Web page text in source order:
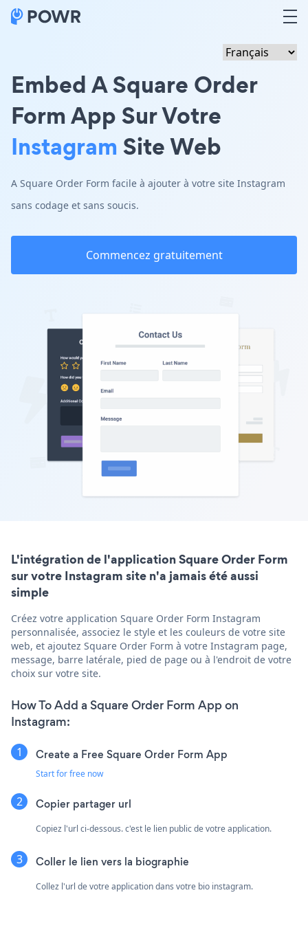
Embed A Square Order
Form App Sur Votre
Instagram Site Web
A Square Order Form facile à ajouter à votre site Instagram
sans codage et sans soucis.
Commencez gratuitement
L'intégration de l'application Square Order Form
sur votre Instagram site n'a jamais été aussi
simple
Créez votre application Square Order Form Instagram
personnalisée, associez le style et les couleurs de votre site
web, et ajoutez Square Order Form à votre Instagram page,
message, barre latérale, pied de page ou à l'endroit de votre
choix sur votre site.
How To Add a Square Order Form App on
Instagram:
Create a Free Square Order Form App
Start for free now
Copier partager url
Copiez l'url ci-dessous. c'est le lien public de votre application.
Coller le lien vers la biographie
Collez l'url de votre application dans votre bio instagram.